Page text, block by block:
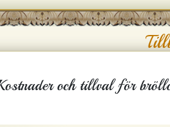
och tillval för